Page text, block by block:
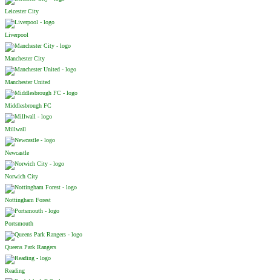
Leicester City
Liverpool
Manchester City
Manchester United
Middlesbrough FC
Millwall
Newcastle
Norwich City
Nottingham Forest
Portsmouth
Queens Park Rangers
Reading